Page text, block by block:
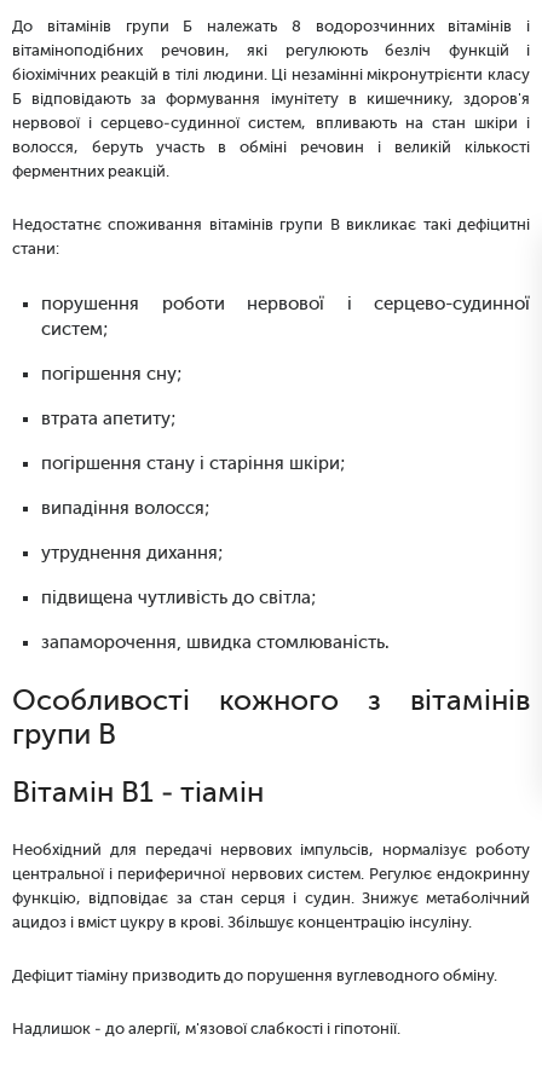
До вітамінів групи Б належать 8 водорозчинних вітамінів і
вітаміноподібних речовин, які регулюють безліч функцій і
біохімічних реакцій в тілі людини. Ці незамінні мікронутрієнти класу
Б відповідають за формування імунітету в кишечнику, здоров'я
нервової і серцево-судинної систем, впливають на стан шкіри і
волосся, беруть участь в обміні речовин і великій кількості
ферментних реакцій.
Недостатнє споживання вітамінів групи B викликає такі дефіцитні
стани:
порушення роботи нервової і серцево-судинної
систем;
погіршення сну;
втрата апетиту;
погіршення стану і старіння шкіри;
випадіння волосся;
утруднення дихання;
підвищена чутливість до світла;
запаморочення, швидка стомлюваність.
Особливості кожного з вітамінів
групи B
Вітамін B1 - тіамін
Необхідний для передачі нервових імпульсів, нормалізує роботу
центральної і периферичної нервових систем. Регулює ендокринну
функцію, відповідає за стан серця і судин. Знижує метаболічний
ацидоз і вміст цукру в крові. Збільшує концентрацію інсуліну.
Дефіцит тіаміну призводить до порушення вуглеводного обміну.
Надлишок - до алергії, м'язової слабкості і гіпотонії.